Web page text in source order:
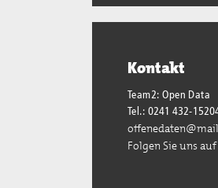
Kontakt
Team2: Open Data
Tel.: 0241 432-
Folgen Sie uns auf